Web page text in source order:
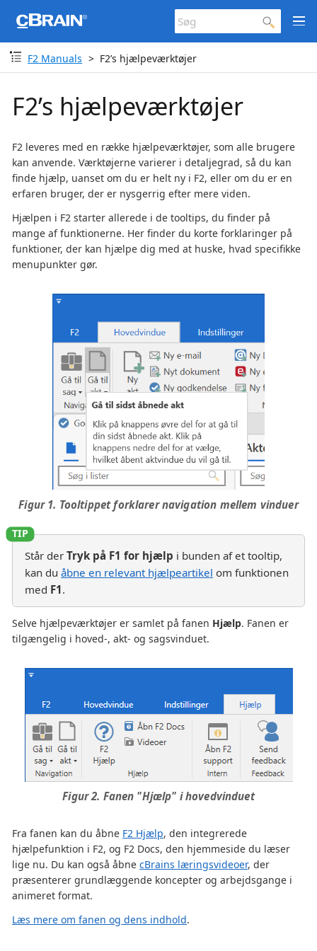
F2 Manuals F2’s hjælpeværktøjer
F2’s hjælpeværktøjer
F2 leveres med en række hjælpeværktøjer, som alle brugere
kan anvende. Værktøjerne varierer i detaljegrad, så du kan
finde hjælp, uanset om du er helt ny i F2, eller om du er en
erfaren bruger, der er nysgerrig efter mere viden.
Hjælpen i F2 starter allerede i de tooltips, du finder på
mange af funktionerne. Her finder du korte forklaringer på
funktioner, der kan hjælpe dig med at huske, hvad specifikke
menupunkter gør.
Figur 1. Tooltippet forklarer navigation mellem vinduer
Står der Tryk på F1 for hjælp i bunden af et tooltip,
kan du åbne en relevant hjælpeartikel om funktionen
med F1.
Selve hjælpeværktøjer er samlet på fanen Hjælp. Fanen er
tilgængelig i hoved-, akt- og sagsvinduet.
Figur 2. Fanen "Hjælp" i hovedvinduet
Fra fanen kan du åbne F2 Hjælp, den integrerede
hjælpefunktion i F2, og F2 Docs, den hjemmeside du læser
lige nu. Du kan også åbne cBrains læringsvideoer, der
præsenterer grundlæggende koncepter og arbejdsgange i
animeret format.
Læs mere om fanen og dens indhold.